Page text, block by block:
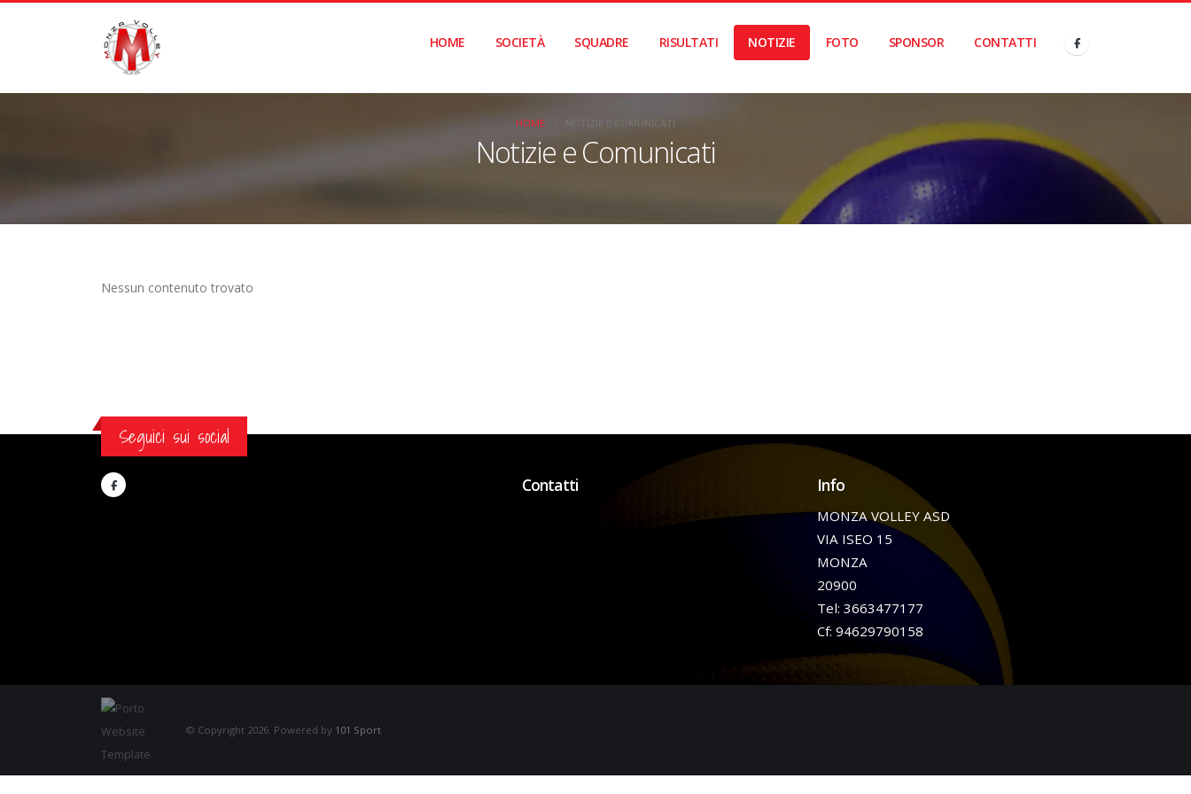
HOME SOCIETÀ SQUADRE RISULTATI NOTIZIE FOTO SPONSOR CONTATTI
Notizie e Comunicati
HOME NOTIZIE E COMUNICATI
Nessun contenuto trovato
Seguici sui social
Contatti Info
MONZA VOLLEY ASD
VIA ISEO 15
MONZA
20900
Tel: 3663477177
Cf: 94629790158
© Copyright 2026. Powered by 101 Sport